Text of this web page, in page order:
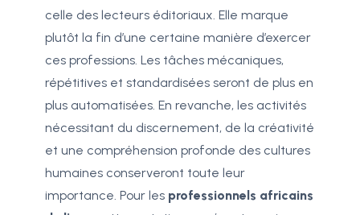
celle des lecteurs éditoriaux. Elle marque
plutôt la fin d’une certaine manière d’exercer
ces professions. Les tâches mécaniques,
répétitives et standardisées seront de plus en
plus automatisées. En revanche, les activités
nécessitant du discernement, de la créativité
et une compréhension profonde des cultures
humaines conserveront toute leur
importance. Pour les professionnels africains